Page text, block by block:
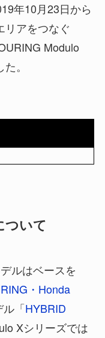
年10月23日から
リアをつなぐ
Modulo
。
ついて
ルはベースを
・Honda
ル「HYBRID
Xシリーズでは